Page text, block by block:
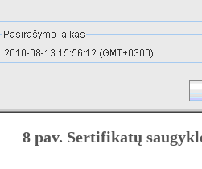
8 pav. Sertifikatų